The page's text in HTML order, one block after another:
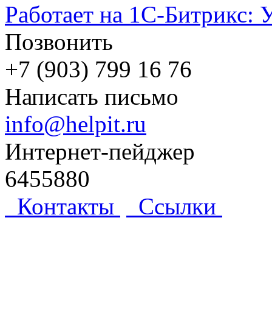
Работает на 1С-Битрикс:
Позвонить
+7 (903) 799 16 76
Написать письмо
info@helpit.ru
Интернет-пейджер
6455880
Контакты
Ссылки